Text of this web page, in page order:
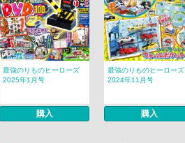
最強のりものヒーローズ
2025年1月号
購入
最強のりものヒーローズ
2024年11月号
購入